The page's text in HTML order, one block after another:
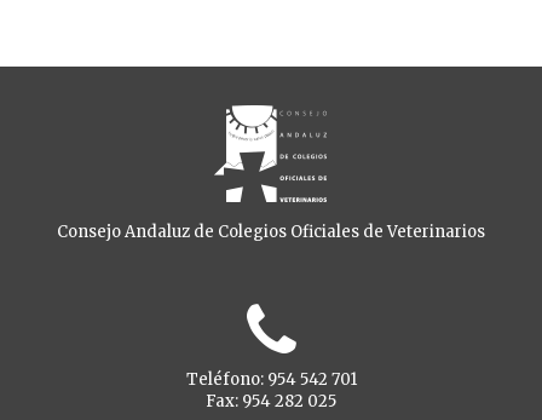
Consejo Andaluz de Colegios Oficiales de Veterinarios
Teléfono: 954 542 701
Fax: 954 282 025